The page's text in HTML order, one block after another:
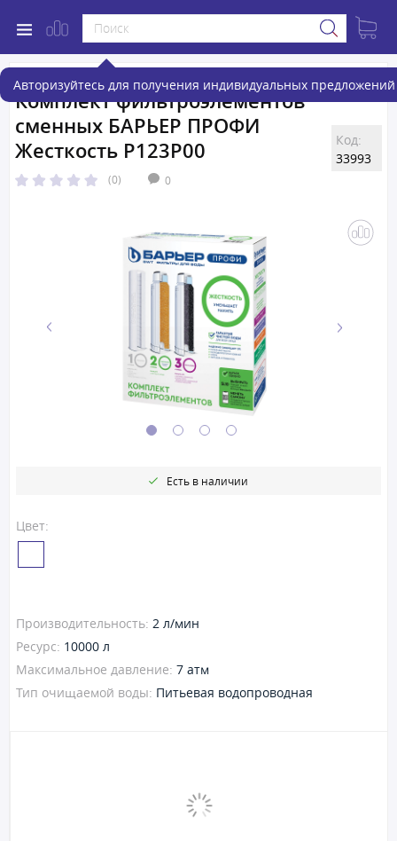
Авторизуйтесь для получения индивидуальных предложений
Комплект фильтроэлементов
сменных БАРЬЕР ПРОФИ
Жесткость Р123Р00
(0) 0
Код:
33993
Цвет:
Есть в наличии
Производительность: 2 л/мин
Ресурс: 10000 л
Максимальное давление: 7 атм
Тип очищаемой воды: Питьевая водопроводная